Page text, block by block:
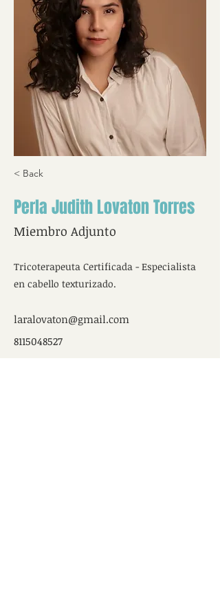
< Back
Perla Judith Lovaton Torres
Miembro Adjunto
Tricoterapeuta Certificada - Especialista
en cabello texturizado.
laralovaton@gmail.com
8115048527